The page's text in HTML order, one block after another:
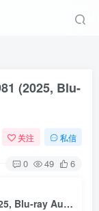
(2025, Blu-
关注 私信
0 49 6
Foreigner – 4 (Deluxe Edition) 1981 (2025, Blu-ray Audio) [BDMV 10.5GB]